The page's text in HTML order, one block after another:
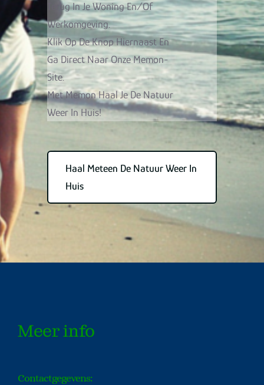
Terug In Je Woning En/of
Werkomgeving.
Klik Op De Knop Hiernaast En
Ga Direct Naar Onze Memon-
Site.
Met Memon Haal Je De Natuur
Weer In Huis!
Haal Meteen De Natuur Weer In
Huis
Meer info
Contactgegevens: